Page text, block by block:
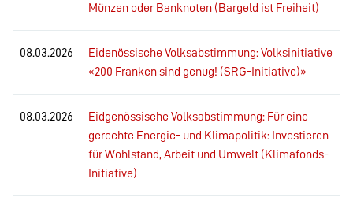
Münzen oder Banknoten (Bargeld ist Freiheit)
08.03.2026
Eidenössische Volksabstimmung: Volksinitiative
«200 Franken sind genug! (SRG-Initiative)»
08.03.2026
Eidgenössische Volksabstimmung: Für eine
gerechte Energie- und Klimapolitik: Investieren
für Wohlstand, Arbeit und Umwelt (Klimafonds-
Initiative)